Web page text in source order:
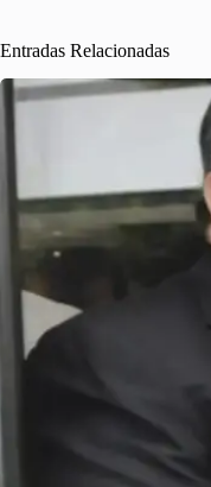
Entradas Relacionadas